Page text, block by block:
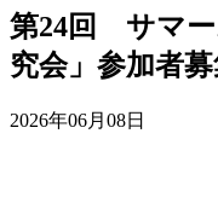
第24回 サマー
究会」参加者
2026年06月08日